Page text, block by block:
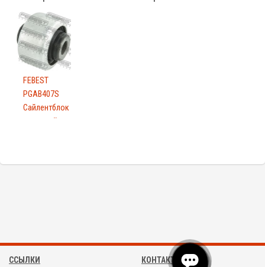
FEBEST
PGAB407S
Сайлентблок
передний
ССЫЛКИ КОНТАКТЫ